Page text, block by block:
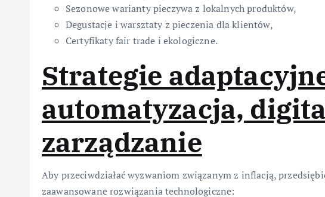
Sezonowe warianty pieczywa z lokalnych produktów,
Degustacje i warsztaty z pieczenia dla klientów,
Certyfikaty fair trade i ekologiczne.
Strategie
automatyzacja,
zarządzanie
Aby przeciwdziałać wyzwaniom związanym z inflacją,
zaawansowane rozwiązania technologiczne: